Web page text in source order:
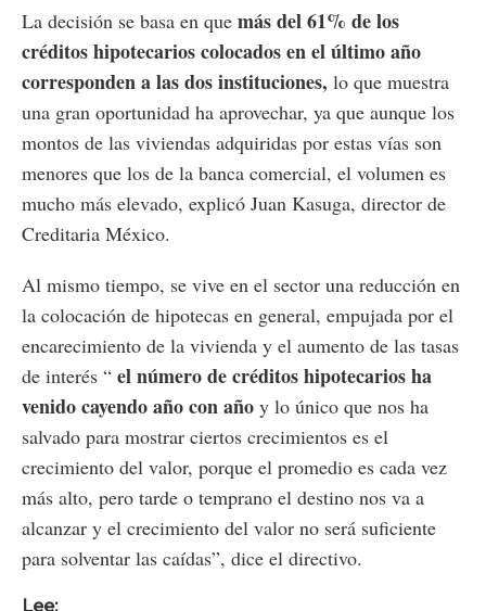
La decisión se basa en que más del 61% de los
créditos hipotecarios colocados en el último año
corresponden a las dos instituciones, lo que muestra
una gran oportunidad ha aprovechar, ya que aunque los
montos de las viviendas adquiridas por estas vías son
menores que los de la banca comercial, el volumen es
mucho más elevado, explicó Juan Kasuga, director de
Creditaria México.
Al mismo tiempo, se vive en el sector una reducción en
la colocación de hipotecas en general, empujada por el
encarecimiento de la vivienda y el aumento de las tasas
de interés “ el número de créditos hipotecarios ha
venido cayendo año con año y lo único que nos ha
salvado para mostrar ciertos crecimientos es el
crecimiento del valor, porque el promedio es cada vez
más alto, pero tarde o temprano el destino nos va a
alcanzar y el crecimiento del valor no será suficiente
para solventar las caídas”, dice el directivo.
Lee: